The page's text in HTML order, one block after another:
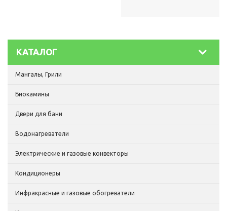
КАТАЛОГ
Мангалы, Грили
Биокамины
Двери для бани
Водонагреватели
Электрические и газовые конвекторы
Кондиционеры
Инфракрасные и газовые обогреватели